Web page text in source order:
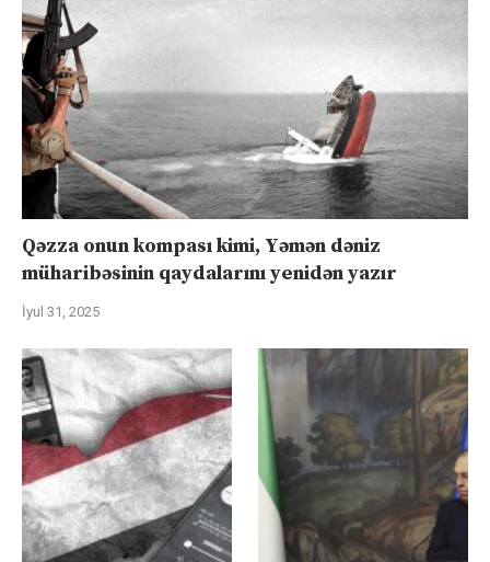
Qəzza onun kompası kimi, Yəmən dəniz
müharibəsinin qaydalarını yenidən yazır
İyul 31, 2025